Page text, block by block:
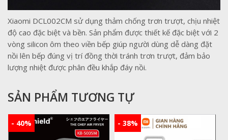
Xiaomi DCL002CM sử dụng thảm chống trơn trượt, chịu nhiệt
độ cao đặc biệt và bền. Sản phẩm được thiết kế đặc biệt với 2
vòng silicon ôm theo viền bếp giúp người dùng dễ dàng đặt
nồi lên bếp đúng vị trí đồng thời tránh trơn trượt, đảm bảo
lượng nhiệt được phân đều khắp đáy nồi.
SẢN PHẨM TƯƠNG TỰ
- 40% - 38%